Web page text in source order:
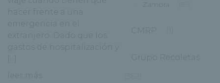
hacer frente a una
emergencia en el
extranjero. Dado que los
gastos de hospitalización y
leer más
CMRP
Grupo Recoletas